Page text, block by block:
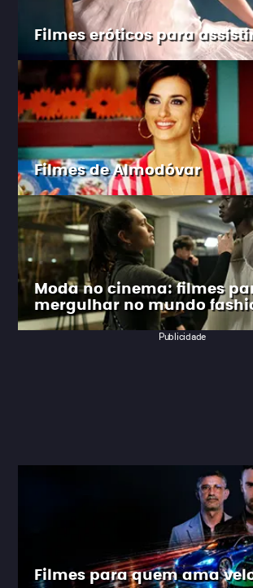
Filmes eróticos para
Filmes de Almodóvar
Moda no cinema: filmes
mergulhar no mundo
Publicidade
Filmes para quem ama